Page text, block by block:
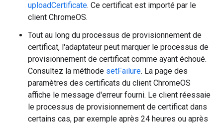
uploadCertificate. Ce certificat est importé par le
client ChromeOS.
Tout au long du processus de provisionnement de
certificat, l'adaptateur peut marquer le processus de
provisionnement de certificat comme ayant échoué.
Consultez la méthode setFailure. La page des
paramètres des certificats du client ChromeOS
affiche le message d'erreur fourni. Le client réessaie
le processus de provisionnement de certificat dans
certains cas, par exemple après 24 heures ou après